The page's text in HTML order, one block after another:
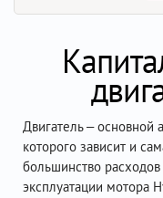
Двигатель – основной
которого зависит и
большинство
эксплуатации мотора